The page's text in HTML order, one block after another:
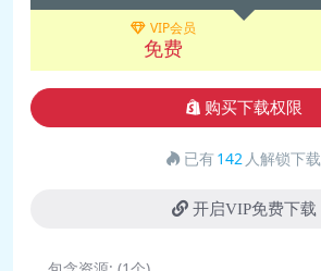
VIP会员
免费
购买下载权限
已有142 人解锁下载
开启VIP免费下载